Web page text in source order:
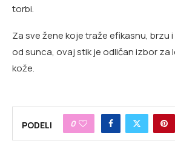
torbi.
Za sve žene koje traže efikasnu, brzu
od sunca, ovaj stik je odličan izbor za
kože.
PODELI 0